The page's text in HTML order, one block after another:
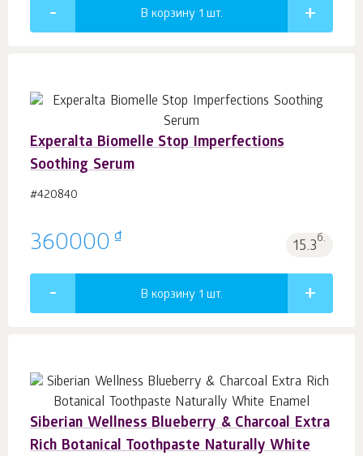
В корзину 1 шт.
Experalta Biomelle Stop Imperfections
Soothing Serum
#420840
360000 ₫ 15.3б.
В корзину 1 шт.
Siberian Wellness Blueberry & Charcoal Extra
Rich Botanical Toothpaste Naturally White